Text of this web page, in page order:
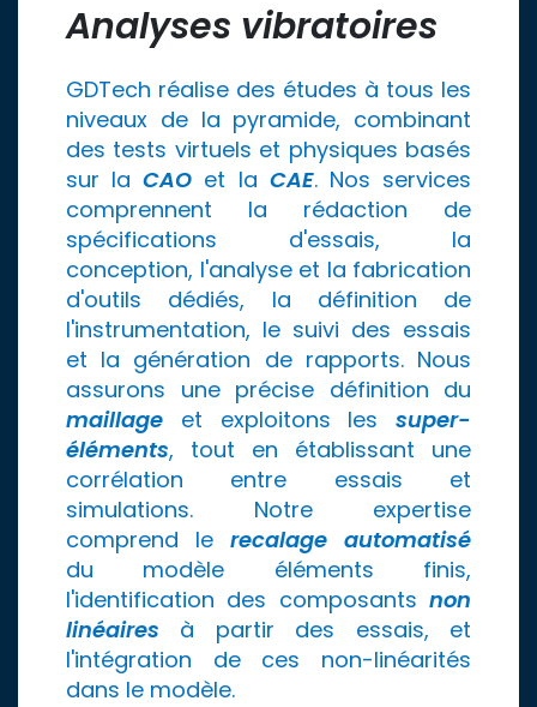
Analyses vibratoires
GDTech réalise des études à tous les
niveaux de la pyramide, combinant
des tests virtuels et physiques basés
sur laCAO et la CAE. Nos services
comprennent la rédaction de
spécifications d'essais, la
conception, l'analyse et la fabrication
d'outils dédiés, la définition de
l'instrumentation, le suivi des essais
et la génération de rapports. Nous
assurons une précise définition du
maillage et exploitons les super-
éléments, tout en établissant une
corrélation entre essais et
simulations. Notre expertise
comprend le recalage automatisé
du modèle éléments finis,
l'identification des composants non
linéaires à partir des essais, et
l'intégration de ces non-linéarités
dans le modèle.